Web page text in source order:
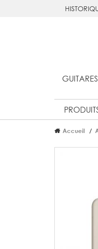
GUITARES
Accueil